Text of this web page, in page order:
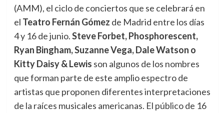
(AMM), el ciclo de conciertos que se celebrará en
el Teatro Fernán Gómez de Madrid entre los días
4 y 16 de junio.Steve Forbet, Phosphorescent,
Ryan Bingham, Suzanne Vega, Dale Watson o
Kitty Daisy & Lewis son algunos de los nombres
que forman parte de este amplio espectro de
artistas que proponen diferentes interpretaciones
de la raíces musicales americanas. El público de 16